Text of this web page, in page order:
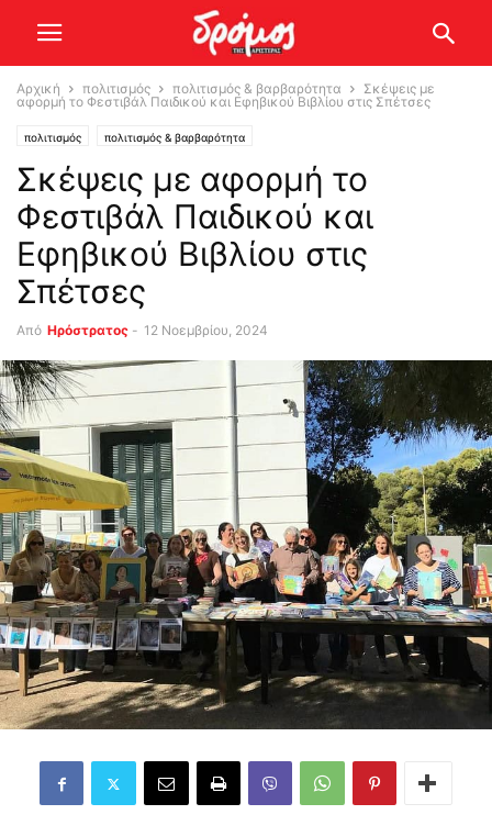
Αρχική πολιτισμός πολιτισμός & βαρβαρότητα
Σκέψεις με
αφορμή το Φεστιβάλ Παιδικού και Εφηβικού Βιβλίου στις Σπέτσες
πολιτισμός πολιτισμός & βαρβαρότητα
Σκέψεις με αφορμή το
Φεστιβάλ Παιδικού και
Εφηβικού Βιβλίου στις
Σπέτσες
Από Ηρόστρατος - 12 Νοεμβρίου, 2024